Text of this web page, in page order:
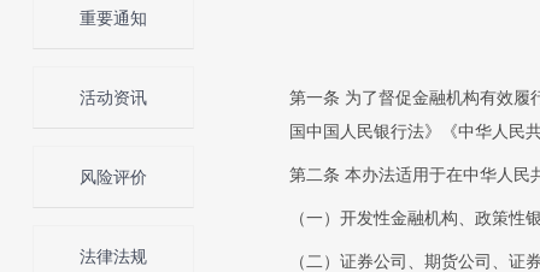
重要通知
活动资讯
风险评价
法律法规
第一条 为了督促金融机构有效履
国中国人民银行法》《中华人民
第二条 本办法适用于在中华人民
（一）开发性金融机构、政策
（二）证券公司、期货公司、证